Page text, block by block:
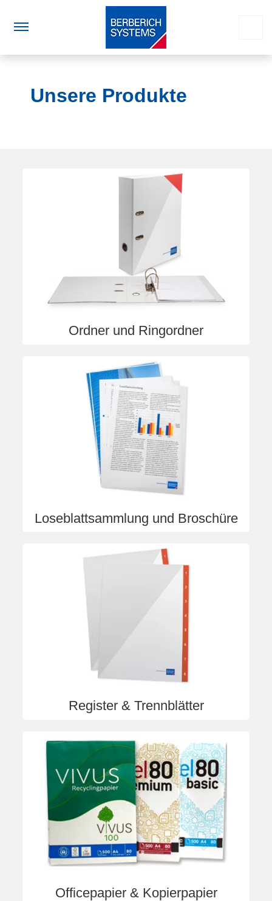
Unsere Produkte
Ordner und Ringordner
Loseblattsammlung und Broschüre
Register & Trennblätter
Officepapier & Kopierpapier